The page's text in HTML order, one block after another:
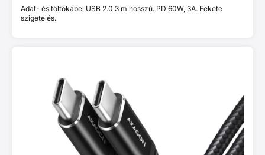
Adat- és töltőkábel USB 2.0 3 m hosszú. PD 60W, 3A. Fekete
szigetelés.